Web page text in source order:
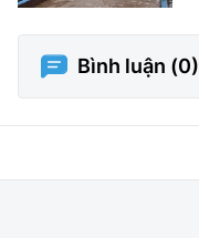
Bình luận (0)